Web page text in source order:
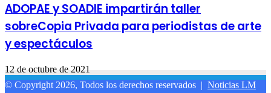
ADOPAE y SOADIE impartirán taller
sobreCopia Privada para periodistas de arte
y espectáculos
12 de octubre de 2021
© Copyright 2026, Todos los derechos reservados | Noticias LM